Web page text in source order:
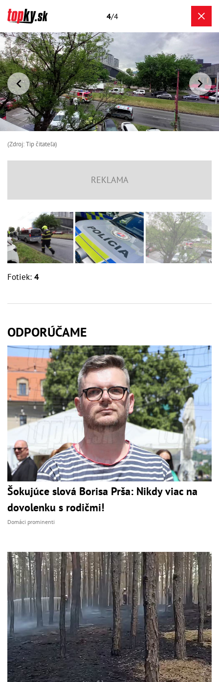
4/4
(Zdroj: Tip čitateľa)
Fotiek: 4
ODPORÚČAME
Šokujúce slová Borisa Prša: Nikdy viac na
dovolenku s rodičmi!
Domáci prominenti